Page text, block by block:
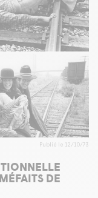
Publié le 12/10/73
DE